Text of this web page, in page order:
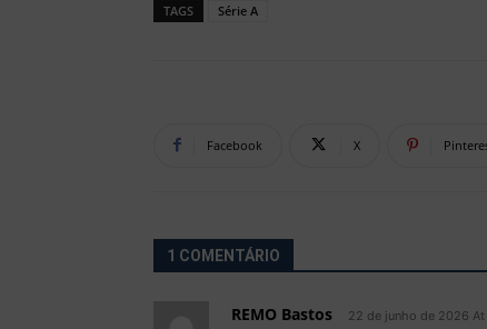
TAGS Série A
Facebook X
1 COMENTÁRIO
REMO Bastos 22 de junho de 2026